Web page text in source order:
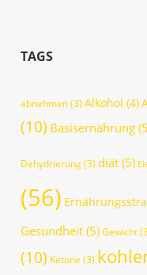
TAGS
abnehmen(3) Alkohol (4)
(10) Basisernährung
Dehydrierung(3) diät (5)
(56)
Gesundheit (5)Gewicht
(10) Ketone (3)